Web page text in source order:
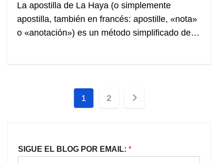
La apostilla de La Haya (o simplemente
apostilla, también en francés: apostille, «nota»
o «anotación») es un método simplificado de…
Paginación
1 2
SIGUE EL BLOG POR EMAIL: *